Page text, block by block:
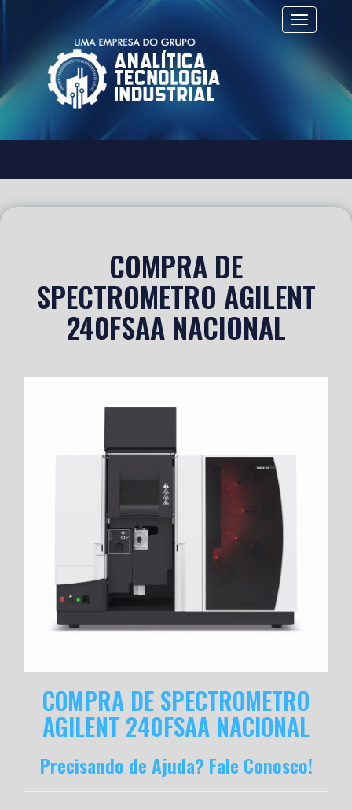
Alternar
COMPRA DE
SPECTROMETRO AGILENT
240FSAA NACIONAL
COMPRA DE SPECTROMETRO
AGILENT 240FSAA NACIONAL
Precisando de Ajuda? Fale Conosco!